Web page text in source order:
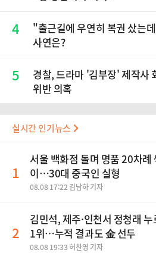
4
"출근길에 우연히 복권 샀는
사연은?
5
경찰, 드라마 '김부장' 제작사
위반 의혹
실시간 인기뉴스
1
서울 백화점 돌며 명품 20차례
이…30대 중국인 실형
08.08 17:22 김남하 기자
2
김민석, 제주·인천서 정청래 누
1위…누적 결과도 金 선두
08.08 19:33 허찬영 기자